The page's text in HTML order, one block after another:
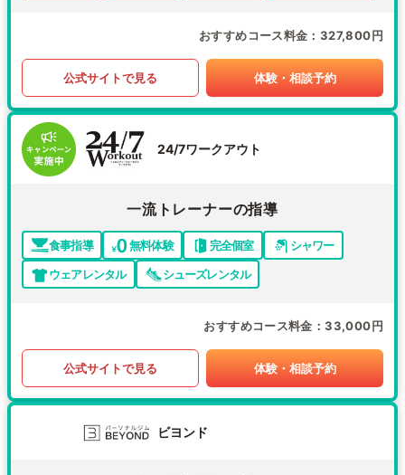
おすすめコース料金 327,800円
公式サイトで見る 体験・相談予約
24/7ワークアウト
一流トレーナーの指導
食事指導 無料体験 完全個室
シャワー
ウェアレンタル
シューズレンタル
おすすめコース料金 33,000円
公式サイトで見る 体験・相談予約
ビヨンド